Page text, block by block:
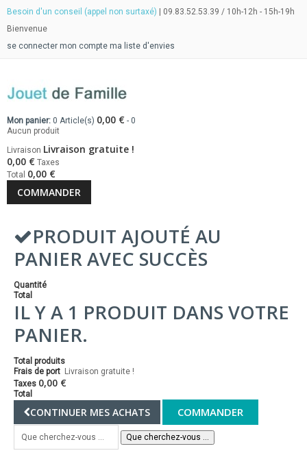
Besoin d'un conseil (appel non surtaxé) | 09.83.52.53.39 / 10h-12h - 15h-19h
Bienvenue
se connecter mon compte ma liste d'envies
Mon panier: 0 Article(s) 0,00 € - 0
Aucun produit
Livraison Livraison gratuite !
0,00 € Taxes
Total 0,00 €
COMMANDER
PRODUIT AJOUTÉ AU
PANIER AVEC SUCCÈS
Quantité
Total
IL Y A 1 PRODUIT DANS VOTRE
PANIER.
Total produits
Frais de port Livraison gratuite !
Taxes 0,00 €
Total
CONTINUER MES ACHATS COMMANDER
Que cherchez-vous ...